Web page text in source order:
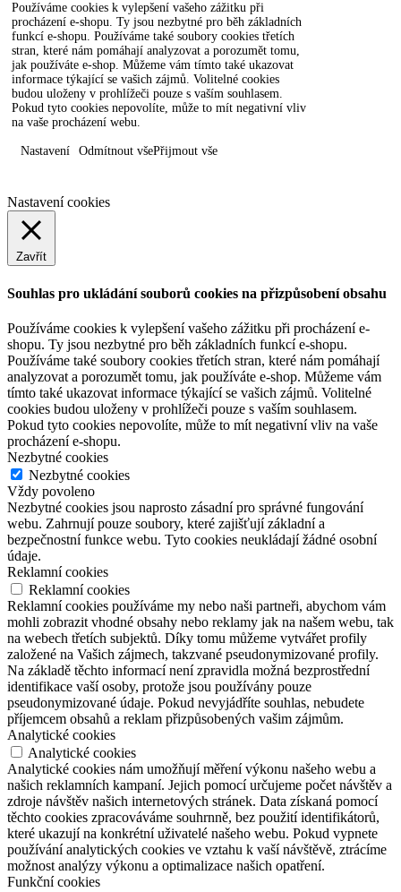
Používáme cookies k vylepšení vašeho zážitku při
procházení e-shopu. Ty jsou nezbytné pro běh základních
funkcí e-shopu. Používáme také soubory cookies třetích
stran, které nám pomáhají analyzovat a porozumět tomu,
jak používáte e-shop. Můžeme vám tímto také ukazovat
informace týkající se vašich zájmů. Volitelné cookies
budou uloženy v prohlížeči pouze s vaším souhlasem.
Pokud tyto cookies nepovolíte, může to mít negativní vliv
na vaše procházení webu.
Nastavení Odmítnout všePřijmout vše
Nastavení cookies
Zavřít
Souhlas pro ukládání souborů cookies na přizpůsobení obsahu
Používáme cookies k vylepšení vašeho zážitku při procházení e-
shopu. Ty jsou nezbytné pro běh základních funkcí e-shopu.
Používáme také soubory cookies třetích stran, které nám pomáhají
analyzovat a porozumět tomu, jak používáte e-shop. Můžeme vám
tímto také ukazovat informace týkající se vašich zájmů. Volitelné
cookies budou uloženy v prohlížeči pouze s vaším souhlasem.
Pokud tyto cookies nepovolíte, může to mít negativní vliv na vaše
procházení e-shopu.
Nezbytné cookies
Nezbytné cookies
Vždy povoleno
Nezbytné cookies jsou naprosto zásadní pro správné fungování
webu. Zahrnují pouze soubory, které zajišťují základní a
bezpečnostní funkce webu. Tyto cookies neukládají žádné osobní
údaje.
Reklamní cookies
Reklamní cookies
Reklamní cookies používáme my nebo naši partneři, abychom vám
mohli zobrazit vhodné obsahy nebo reklamy jak na našem webu, tak
na webech třetích subjektů. Díky tomu můžeme vytvářet profily
založené na Vašich zájmech, takzvané pseudonymizované profily.
Na základě těchto informací není zpravidla možná bezprostřední
identifikace vaší osoby, protože jsou používány pouze
pseudonymizované údaje. Pokud nevyjádříte souhlas, nebudete
příjemcem obsahů a reklam přizpůsobených vašim zájmům.
Analytické cookies
Analytické cookies
Analytické cookies nám umožňují měření výkonu našeho webu a
našich reklamních kampaní. Jejich pomocí určujeme počet návštěv a
zdroje návštěv našich internetových stránek. Data získaná pomocí
těchto cookies zpracováváme souhrnně, bez použití identifikátorů,
které ukazují na konkrétní uživatelé našeho webu. Pokud vypnete
používání analytických cookies ve vztahu k vaší návštěvě, ztrácíme
možnost analýzy výkonu a optimalizace našich opatření.
Funkční cookies